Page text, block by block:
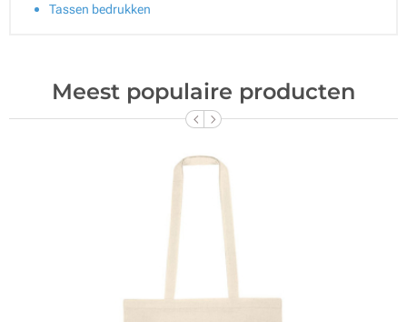
Tassen bedrukken
Meest populaire producten